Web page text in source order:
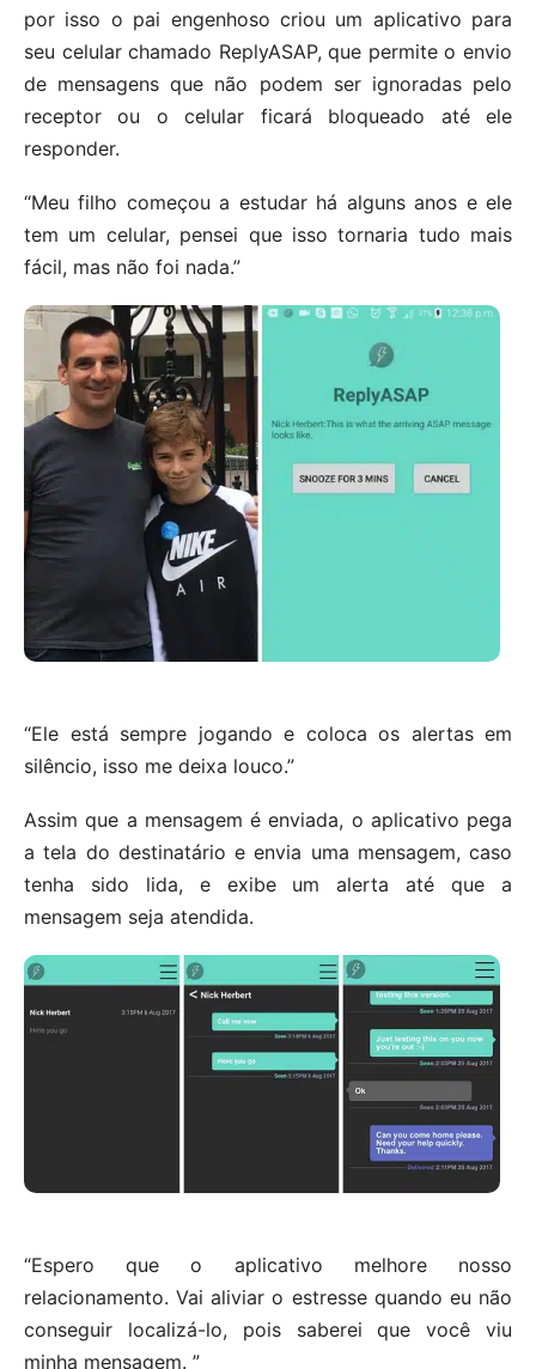
por isso o pai engenhoso criou um aplicativo para
seu celular chamado ReplyASAP, que permite o envio
de mensagens que não podem ser ignoradas pelo
receptor ou o celular ficará bloqueado até ele
responder.
“Meu filho começou a estudar há alguns anos e ele
tem um celular, pensei que isso tornaria tudo mais
fácil, mas não foi nada.”
“Ele está sempre jogando e coloca os alertas em
silêncio, isso me deixa louco.”
Assim que a mensagem é enviada, o aplicativo pega
a tela do destinatário e envia uma mensagem, caso
tenha sido lida, e exibe um alerta até que a
mensagem seja atendida.
“Espero que o aplicativo melhore nosso
relacionamento. Vai aliviar o estresse quando eu não
conseguir localizá-lo, pois saberei que você viu
minha mensagem. ”